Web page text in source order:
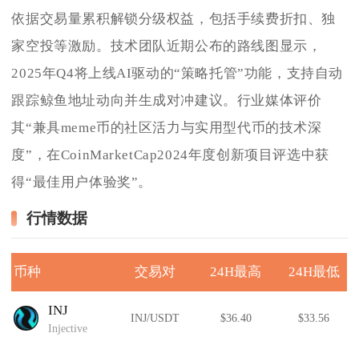
依据交易量累积解锁分级权益，包括手续费折扣、独
家空投等激励。技术团队近期公布的路线图显示，
2025年Q4将上线AI驱动的“策略托管”功能，支持自动
跟踪鲸鱼地址动向并生成对冲建议。行业媒体评价
其“兼具meme币的社区活力与实用型代币的技术深
度”，在CoinMarketCap2024年度创新项目评选中获
得“最佳用户体验奖”。
行情数据
币种 交易对 24H最高 24H最低
INJ
Injective
INJ/USDT $36.40 $33.56